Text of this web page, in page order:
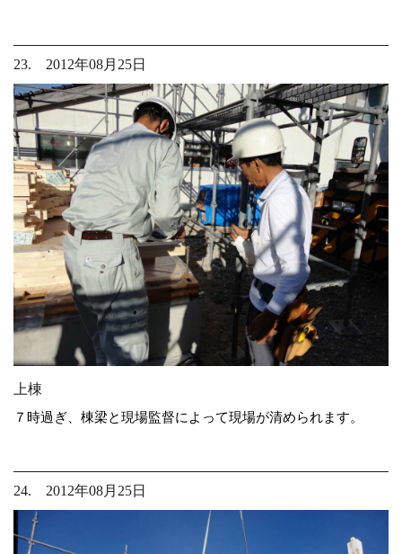
23. 2012年08月25日
上棟
７時過ぎ、棟梁と現場監督によって現場が清められます。
24. 2012年08月25日